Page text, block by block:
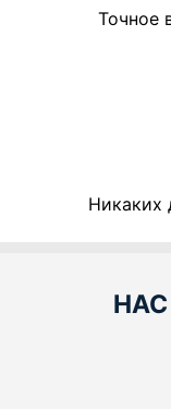
Точное
Никаких